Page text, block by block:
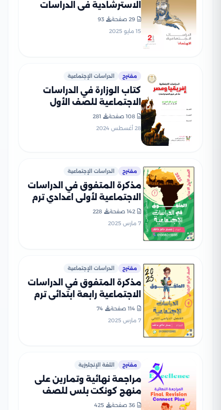
الاسترشادية في الدراسات
لثانية إعدادي الترم الثاني
بصيغة PDF بالاجابات
29 صفحة
93
15 مايو 2025
مقترح الدراسات الإجتماعية
كتاب الوزارة في الدراسات
الاجتماعية للصف الأول
بصيغة PDF
108 صفحة
281
28 أغسطس 2024
مقترح الدراسات الإجتماعية
مذكرة المتفوق في الدراسات
الاجتماعية لأولى اعدادي ترم
ثاني بصيغة PDF
142 صفحة
228
7 مارس 2025
مقترح الدراسات الإجتماعية
مذكرة المتفوق في الدراسات
الاجتماعية رابعة ابتدائي ترم
ثاني بصيغة PDF
114 صفحة
74
7 مارس 2025
مقترح اللغة الإنجليزية
مراجعة نهائية وتمارين على
منهج كونكت بلس للصف
الرابع الابتدائي الفصل
36 صفحة
425